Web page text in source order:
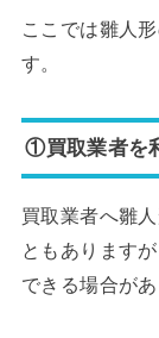
ここでは雛人
す。
①買取業者を
買取業者へ雛
ともあります
できる場合があ